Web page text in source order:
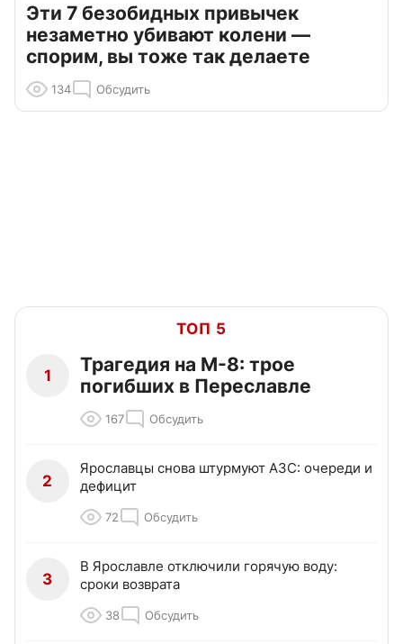
Эти 7 безобидных привычек
незаметно убивают колени —
спорим, вы тоже так делаете
134 Обсудить
ТОП 5
1
Трагедия на М-8: трое
погибших в Переславле
167 Обсудить
2
Ярославцы снова штурмуют АЗС: очереди и
дефицит
72 Обсудить
3
В Ярославле отключили горячую воду:
сроки возврата
38 Обсудить